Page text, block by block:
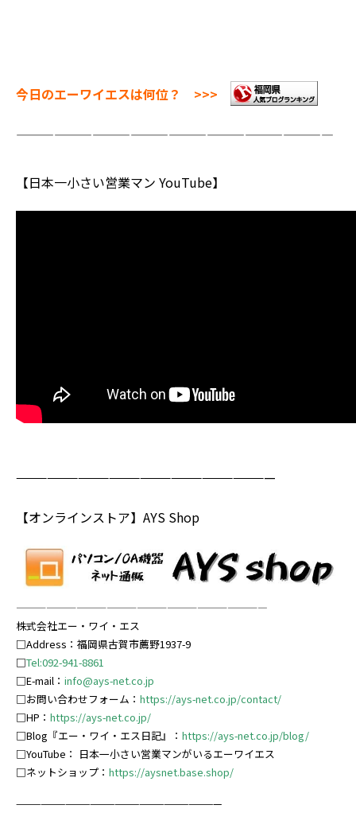
今日のエーワイエスは何位？ >>>
—————————————————————————
【日本一小さい営業マン YouTube】
—————————————————————————
【オンラインストア】AYS Shop
—————————————————————————
株式会社エー・ワイ・エス
□Address：福岡県古賀市薦野1937-9
□Tel:092-941-8861
□E-mail： info@ays-net.co.jp
□お問い合わせフォーム： https://ays-net.co.jp/contact/
□HP： https://ays-net.co.jp/
□Blog『エー・ワイ・エス日記』： https://ays-net.co.jp/blog/
□YouTube： 日本一小さい営業マンがいるエーワイエス
□ネットショップ： https://aysnet.base.shop/
—————————————————————————